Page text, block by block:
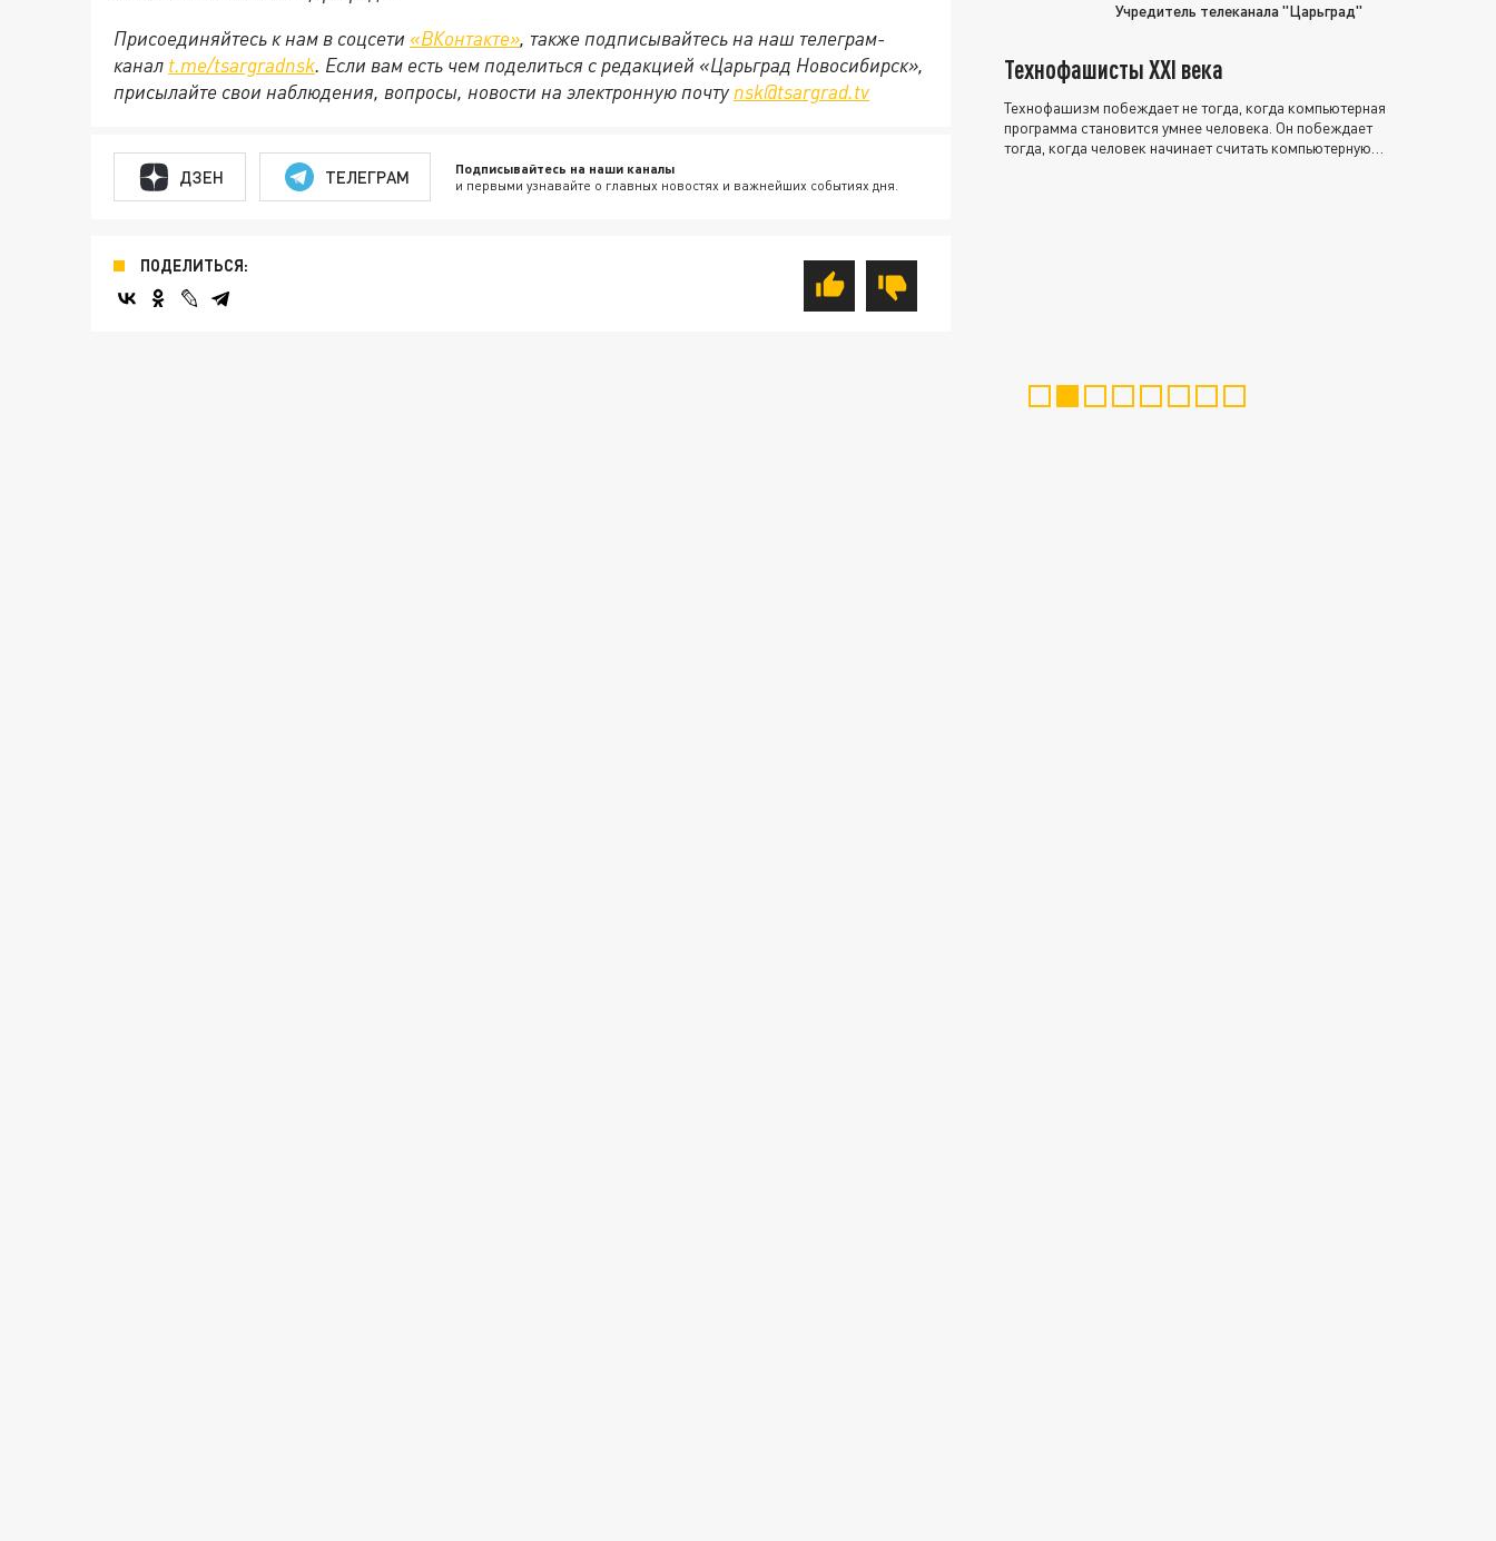
Присоединяйтесь к нам в соцсети «ВКонтакте», также подписывайтесь на наш телеграм-
канал t.me/tsargradnsk. Если вам есть чем поделиться с редакцией «Царьград Новосибирск»,
присылайте свои наблюдения, вопросы, новости на электронную почту nsk@tsargrad.tv
ДЗЕН ТЕЛЕГРАМ Подписывайтесь на наши каналы
и первыми узнавайте о главных новостях и важнейших событиях дня.
ПОДЕЛИТЬСЯ:
Учредитель телеканала "Царьград"
Технофашисты XXI века
Технофашизм побеждает не тогда, когда компьютерная
программа становится умнее человека. Он побеждает
тогда, когда человек начинает считать компьютерную